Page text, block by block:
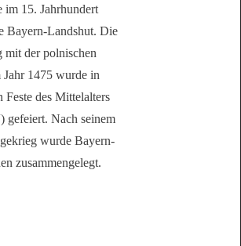
im 15. Jahrhundert
Bayern-Landshut. Die
mit der polnischen
Jahr 1475 wurde in
Feste des Mittelalters
gefeiert. Nach seinem
wurde Bayern-
zusammengelegt.